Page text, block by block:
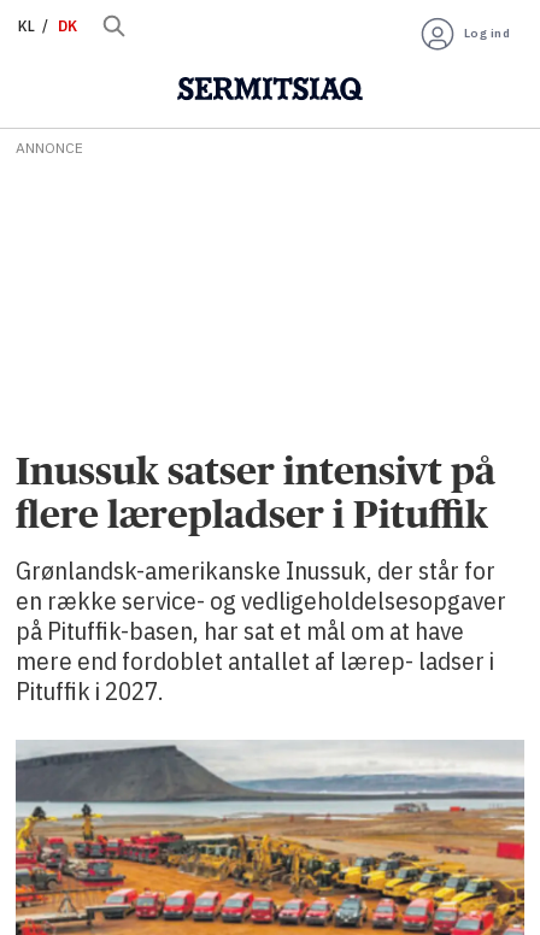
KL DK Log ind
ANNONCE
Inussuk satser intensivt på
flere lærepladser i Pituffik
Grønlandsk-amerikanske Inussuk, der står for
en række service- og vedligeholdelsesopgaver
på Pituffik-basen, har sat et mål om at have
mere end fordoblet antallet af lærep- ladser i
Pituffik i 2027.